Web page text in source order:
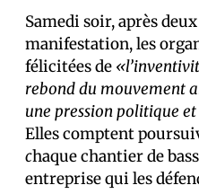
Samedi soir, après
manifestation, les
félicitées de
rebond du mouvement
une pression politique
Elles comptent
chaque chantier de
entreprise qui les